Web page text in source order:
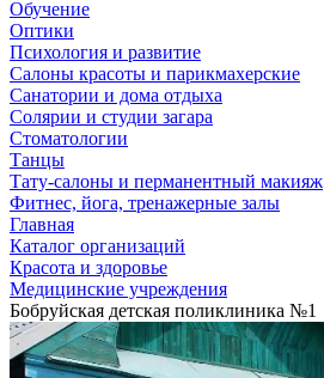
Обучение
Оптики
Психология и развитие
Салоны красоты и парикмахерские
Санатории и дома отдыха
Солярии и студии загара
Стоматологии
Танцы
Тату-салоны и перманентный макияж
Фитнес, йога, тренажерные залы
Главная
Каталог организаций
Красота и здоровье
Медицинские учреждения
Бобруйская детская поликлиника №1